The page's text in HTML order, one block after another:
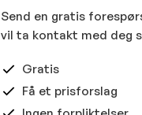
Send en gratis
vil ta kontakt med deg
Gratis
Få et prisforslag